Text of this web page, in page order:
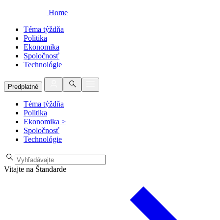
Home
Téma týždňa
Politika
Ekonomika
Spoločnosť
Technológie
Predplatné
Téma týždňa
Politika
Ekonomika >
Spoločnosť
Technológie
Vitajte na Štandarde